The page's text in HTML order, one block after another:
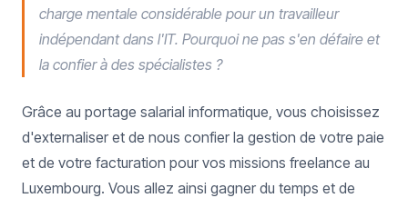
charge mentale considérable pour un travailleur
indépendant dans l'IT. Pourquoi ne pas s'en défaire et
la confier à des spécialistes ?
Grâce au portage salarial informatique, vous choisissez
d'externaliser et de nous confier la gestion de votre paie
et de votre facturation pour vos missions freelance au
Luxembourg. Vous allez ainsi gagner du temps et de